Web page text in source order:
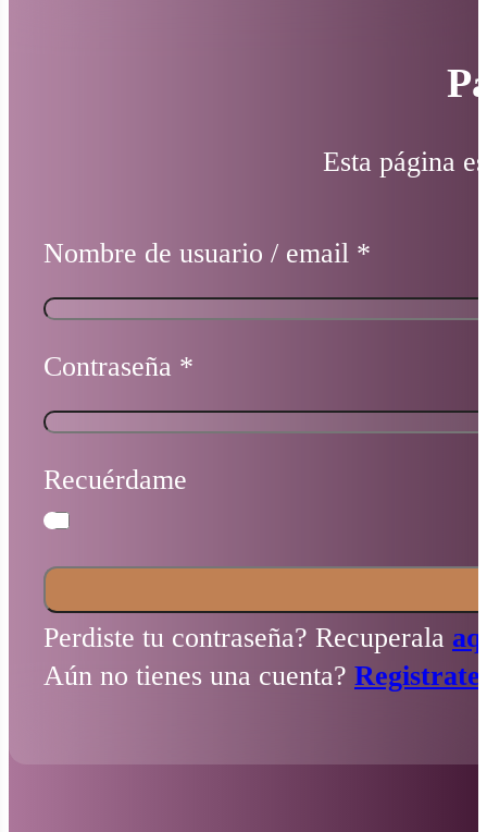
Esta página
Nombre de usuario / email *
Contraseña *
Recuérdame
Perdiste tu contraseña? Recuperala
Aún no tienes una cuenta?